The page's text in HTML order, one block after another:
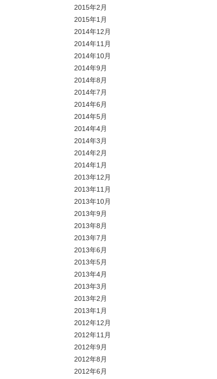
2015年2月
2015年1月
2014年12月
2014年11月
2014年10月
2014年9月
2014年8月
2014年7月
2014年6月
2014年5月
2014年4月
2014年3月
2014年2月
2014年1月
2013年12月
2013年11月
2013年10月
2013年9月
2013年8月
2013年7月
2013年6月
2013年5月
2013年4月
2013年3月
2013年2月
2013年1月
2012年12月
2012年11月
2012年9月
2012年8月
2012年6月